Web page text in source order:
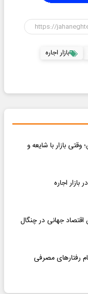
بازار اجاره
بازار با شایعه و
بازار اجاره
اقتصاد جهانی در چنگال
رفتارهای مصرفی